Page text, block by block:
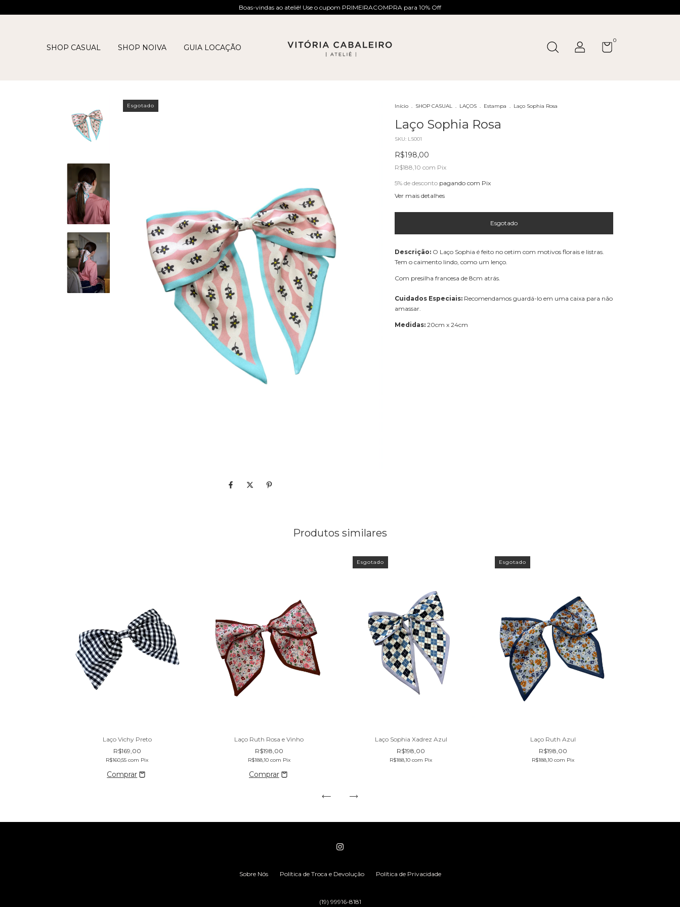
Boas-vindas ao ateliê! Use o cupom PRIMEIRACOMPRA para 10% Off
SHOP CASUAL SHOP NOIVA GUIA LOCAÇÃO
0
Esgotado Início . SHOP CASUAL . LAÇOS . Estampa . Laço Sophia Rosa
Laço Sophia Rosa
SKU: LS001
R$198,00
R$188,10 com Pix
5% de descontopagando com Pix
Ver mais detalhes
Descrição:O Laço Sophia é feito no cetim com motivos florais e listras.
Tem o caimento lindo, como um lenço.
Com presilha francesa de 8cm atrás.
Cuidados Especiais:Recomendamos guardá-lo em uma caixa para não
amassar.
Medidas:20cm x 24cm
Produtos similares
Laço Vichy Preto
R$169,00
R$160,55com Pix
Laço Ruth Rosa e Vinho
R$198,00
R$188,10 com Pix
Esgotado
Laço Sophia Xadrez Azul
R$198,00
R$188,10com Pix
Esgotado
Laço Ruth Azul
R$198,00
R$188,10 com Pix
Sobre Nós Política de Troca e Devolução Política de Privacidade
(19) 99916-8181